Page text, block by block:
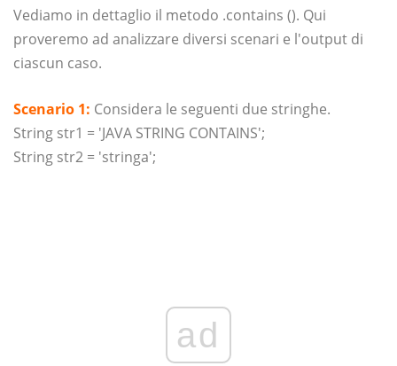
Vediamo in dettaglio il metodo .contains (). Qui
proveremo ad analizzare diversi scenari e l'output di
ciascun caso.
Scenario 1: Considera le seguenti due stringhe.
String str1 = 'JAVA STRING CONTAINS';
String str2 = 'stringa';
ad